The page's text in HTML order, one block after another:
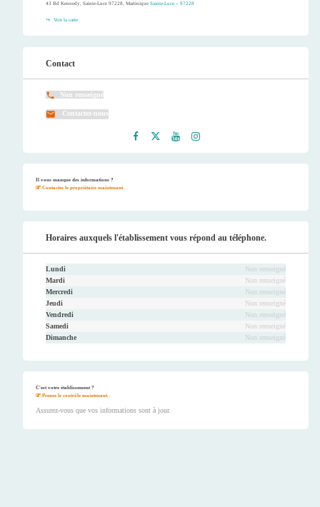
43 Bd Kennedy, Sainte-Luce 97228, Martinique Sainte-Luce – 97228
Voir la carte
Contact
Non renseigné
Contactez-nous
Il vous manque des informations ?
Contactez le propriétaire maintenant.
Horaires auxquels l'établissement vous répond au téléphone.
Lundi
Non renseigné
Mardi
Non renseigné
Mercredi
Non renseigné
Jeudi
Non renseigné
Vendredi
Non renseigné
Samedi
Non renseigné
Dimanche
Non renseigné
C'est votre établissement ?
Prenez le contrôle maintenant.
Assurez-vous que vos informations sont à jour.